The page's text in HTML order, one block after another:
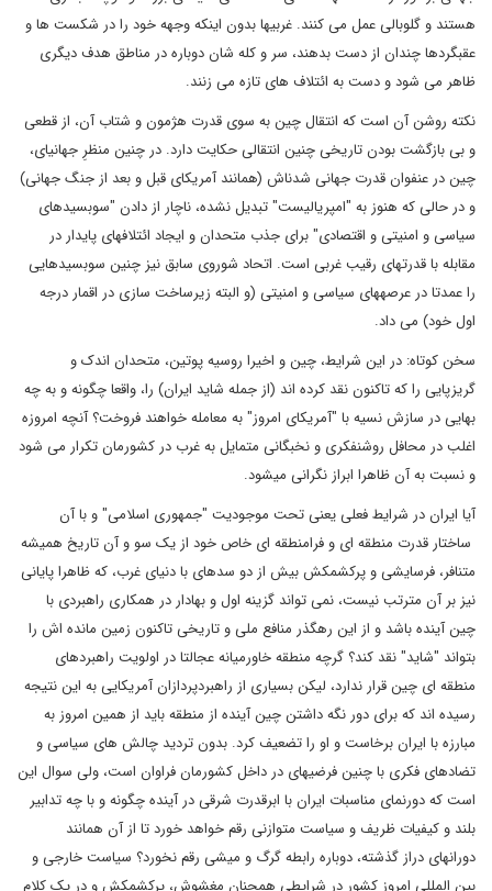
هستند و گلوبالی عمل می کنند. غربی‎ها بدون اینکه وجهه خود را در شکست ها و
عقبگردها چندان از دست بدهند، سر و کله شان دوباره در مناطق هدف دیگری
ظاهر می شود و دست به ائتلاف های تازه می زنند.
نکته روشن آن است که انتقال چین به سوی قدرت هژمون و شتاب آن، از قطعی
و بی بازگشت بودن تاریخی‎ چنین انتقالی حکایت دارد. در چنین منظرِ جهانی‎ای،
چین در عنفوان قدرت جهانی شدن‎اش (همانند آمریکای قبل و بعد از جنگ جهانی)
و در حالی که هنوز به "امپریالیست" تبدیل نشده، ناچار از دادن "سوبسیدهای
سیاسی و امنیتی و اقتصادی" برای جذب متحدان و ایجاد ائتلاف‎های پایدار در
مقابله با قدرت‎های رقیب غربی است. اتحاد شوروی سابق نیز چنین سوبسیدهایی
را عمدتا در عرصه‎های سیاسی و امنیتی (و البته زیرساخت سازی در اقمار درجه
اول خود) می داد.
سخن کوتاه: در این شرایط، چین و اخیرا روسیه پوتین، متحدان اندک و
گریزپایی را که تاکنون نقد کرده اند (از جمله شاید ایران) را، واقعا چگونه و به چه
بهایی در سازش نسیه با "آمریکای امروز" به معامله خواهند فروخت؟ آنچه امروزه
اغلب در محافل روشنفکری و نخبگانی متمایل به غرب در کشورمان تکرار می شود
و نسبت به آن ظاهرا ابراز نگرانی می‏شود.
آیا ایران در شرایط فعلی یعنی تحت موجودیت "جمهوری اسلامی" و با آن
ساختار قدرت منطقه ای و فرامنطقه ای خاص خود از یک سو و آن تاریخ همیشه
متنافر، فرسایشی و پرکشمکش بیش از دو سده‎ای با دنیای غرب، که ظاهرا پایانی
نیز بر آن مترتب نیست، نمی تواند گزینه اول و بهادار در همکاری راهبردی با
چین آینده باشد و از این رهگذر منافع ملی و تاریخی‎ تاکنون زمین مانده اش را
بتواند "شاید" نقد کند؟ گرچه منطقه خاورمیانه عجالتا در اولویت راهبردهای
منطقه ای چین قرار ندارد، لیکن بسیاری از راهبردپردازان آمریکایی به این نتیجه
رسیده اند که برای دور نگه داشتن چین آینده از منطقه باید از همین امروز به
مبارزه با ایران برخاست و او را تضعیف کرد. بدون تردید چالش های سیاسی و
تضادهای فکری با چنین فرضیه‎ای در داخل کشورمان فراوان است، ولی سوال این
است که دورنمای مناسبات ایران با ابرقدرت شرقی در آینده چگونه و با چه تدابیر
بلند و کیفیات ظریف و سیاست متوازنی رقم خواهد خورد تا از آن همانند
دوران‏های دراز گذشته، دوباره رابطه گرگ و میشی رقم نخورد؟ سیاست خارجی و
بین المللی امروز کشور در شرایطی همچنان مغشوش، پرکشمکش و در یک کلام